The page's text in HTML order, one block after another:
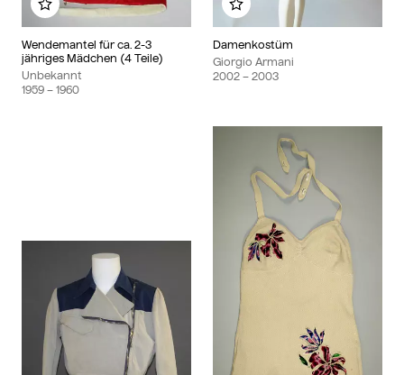
Wendemantel für ca. 2-3
jähriges Mädchen (4 Teile)
Unbekannt
1959 – 1960
Zu meinem Album hinzufügen
Damenkostüm
Giorgio Armani
2002 – 2003
Zu meinem Album